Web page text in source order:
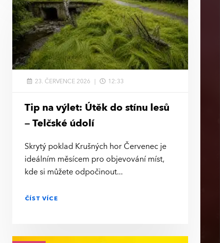
Tip na výlet: Útěk do stínu lesů
– Telčské údolí
Skrytý poklad Krušných hor Červenec je
ideálním měsícem pro objevování míst,
kde si můžete odpočinout
ČÍST VÍCE
23. ČERVENCE 2026 12:33